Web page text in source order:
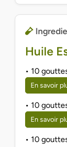
Huile
• 10
En savoir
• 10
En savoir
• 10